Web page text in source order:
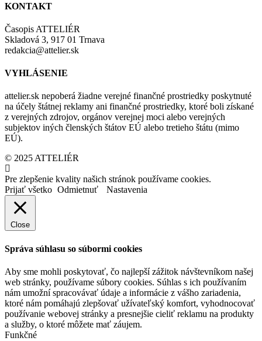
KONTAKT
Časopis ATTELIÉR
Skladová 3, 917 01 Trnava
redakcia@attelier.sk
VYHLÁSENIE
attelier.sk nepoberá žiadne verejné finančné prostriedky poskytnuté
na účely štátnej reklamy ani finančné prostriedky, ktoré boli získané
z verejných zdrojov, orgánov verejnej moci alebo verejných
subjektov iných členských štátov EÚ alebo tretieho štátu (mimo
EÚ).
© 2025 ATTELIÉR
Pre zlepšenie kvality našich stránok používame cookies.
Prijať všetko Odmietnuť Nastavenia
Close
Správa súhlasu so súbormi cookies
Aby sme mohli poskytovať, čo najlepší zážitok návštevníkom našej
web stránky, používame súbory cookies. Súhlas s ich používaním
nám umožní spracovávať údaje a informácie z vášho zariadenia,
ktoré nám pomáhajú zlepšovať užívateľský komfort, vyhodnocovať
používanie webovej stránky a presnejšie cieliť reklamu na produkty
a služby, o ktoré môžete mať záujem.
Funkčné